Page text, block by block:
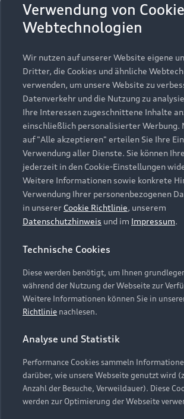
Modelle
Alle Modelle
Modelle vergleichen
Elektromodelle
Plug-in-Hybride
Kaufen & leasen
Neuwagensuche
Gebrauchtwagensuche
Gebrauchtwagen
Finanzierung
Aktionen & Angebote
Geschäftskunden
Service & Zubehör
Saisonale Angebote
Audi Services
Garantie
Audi digital services
myAudi
Support
Kundenservice
Händlersuche
Audi Code
Online-Terminvereinbarung
Servicekontakt
Vertrag widerrufen
Über Audi
Unternehmen
Karriere
Investor Relations
Presse & Media Center
Datenschutz
Audi erleben
Newsletter
Impressum Rechtliches
Datenschutzinformation
Cookie-
Cookie-Richtlinie
Barrierefreiheit
Hinweis: Die aktuelle Darstellung und
Embleme am Fahrzeug bei allen
Webseite kann abweichen.
Verwendung von
Webtechnologien
Wir nutzen auf unserer Website eigene
Dritter, die Cookies und ähnliche
verwenden, um unsere Website zu
Datenverkehr und die Nutzung zu
Ihre Interessen zugeschnittene Inhalte
einschließlich personalisierter Werbung.
auf "Alle akzeptieren" erteilen Sie Ihre
Verwendung aller Dienste. Sie können
jederzeit in den Cookie-Einstellungen
Weitere Informationen sowie konkrete
Verwendung Ihrer personenbezogenen
in unserer Cookie Richtlinie, unserem
Datenschutzhinweis und im Impressum.
Technische Cookies
Diese werden benötigt, um Ihnen
während der Nutzung der Webseite zur
Weitere Informationen können Sie in
Richtlinie nachlesen.
Analyse und Statistik
Performance Cookies sammeln
darüber, wie unsere Webseite genutzt wird
Anzahl der Besuche, Verweildauer). Diese
werden zur Optimierung der Webseite